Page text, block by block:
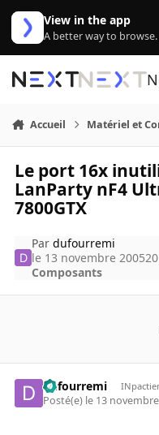
Aller au contenu
View in the app
A better way to browse.
Accueil Matériel et
Le port 16x
LanParty nF4
7800GTX
Pardufourremi
le 13 novembre 2005
Composants
dufourremi
Posté(e) le 13